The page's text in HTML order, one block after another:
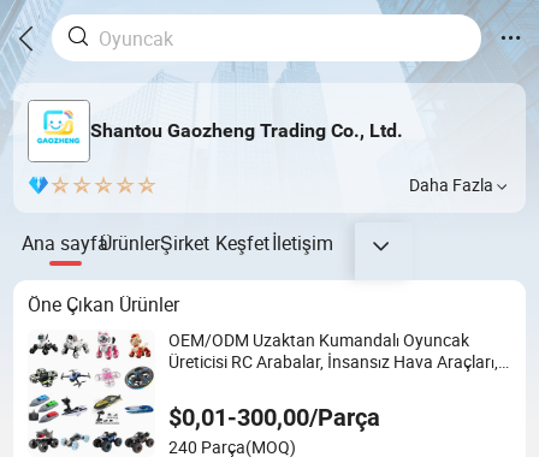
Shantou Gaozheng Trading Co., Ltd.
Daha Fazla
Ana sayfaÜrünlerŞirket Keşfetİletişim
Öne Çıkan Ürünler
OEM/ODM Uzaktan Kumandalı Oyuncak
Üreticisi RC Arabalar, İnsansız Hava Araçları,
Fiyatlar
$0,01-300,00/Parça
240 Parça(MOQ)